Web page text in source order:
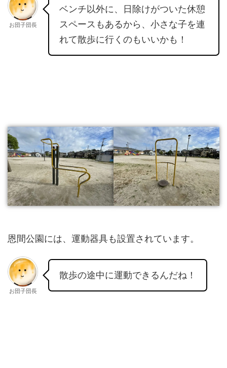
お団子団長
ベンチ以外に、日除けがついた休憩
スペースもあるから、小さな子を連
れて散歩に行くのもいいかも！
恩間公園には、運動器具も設置されています。
お団子団長
散歩の途中に運動できるんだね！